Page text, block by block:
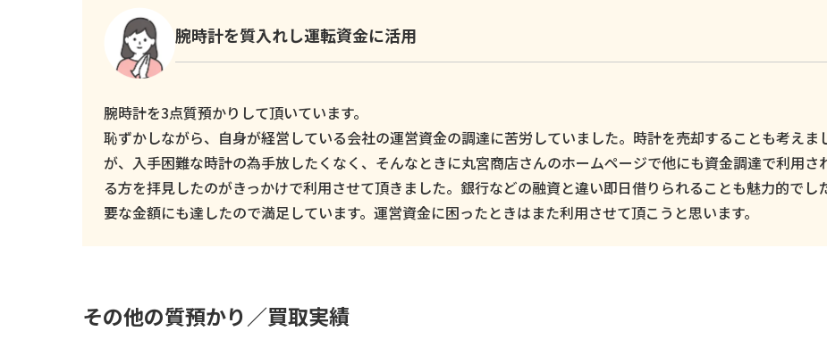
腕時計を質入れし運転資金に活用
腕時計を3点質預かりして頂いています。
恥ずかしながら、自身が経営している会社の運営資金の調達に苦労していました。時計を売却することも考えま
が、入手困難な時計の為手放したくなく、そんなときに丸宮商店さんのホームページで他にも資金調達で利用さ
る方を拝見したのがきっかけで利用させて頂きました。銀行などの融資と違い即日借りられることも魅力的でし
要な金額にも達したので満足しています。運営資金に困ったときはまた利用させて頂こうと思います。
その他の質預かり／買取実績